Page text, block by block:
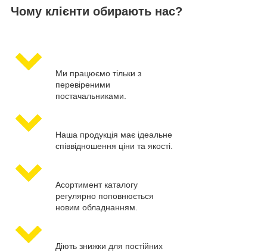
Чому клієнти обирають нас?
Ми працюємо тільки з
перевіреними
постачальниками.
Наша продукція має ідеальне
співвідношення ціни та якості.
Асортимент каталогу
регулярно поповнюється
новим обладнанням.
Діють знижки для постійних